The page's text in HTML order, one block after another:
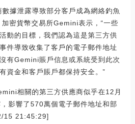
據泄露導致部分客戶成為網絡釣魚
密貨幣交易所Gemini表示，“一些
動的目標，我們認為這是第三方供
件導致收集了客戶的電子郵件地址
有Gemini賬戶信息或系統受到此次
資金和客戶賬戶都保持安全。”
相關的第三方供應商似乎在12月
影響了570萬個電子郵件地址和部
15 21:45:29]